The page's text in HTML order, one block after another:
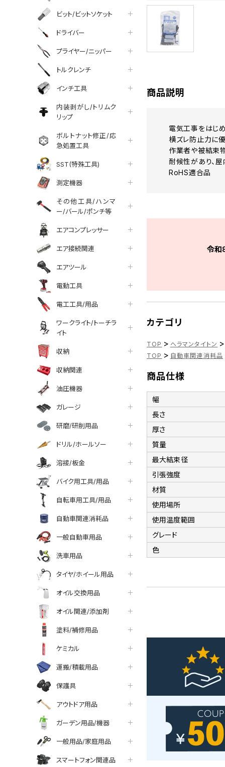
ビット/ビットソケット
ドライバー
プライヤー/ニッパー
トルクレンチ
インチ工具
内装剥がし/トリムク
リップ
ボルトナット修正/応
急処置工具
SST(特殊工具)
測定機器
その他工具/ハンマ
ー/バール/ポンチ等
エアコンプレッサー
エア接続関連
エアツール
電動工具
電工工具/用品
ワークライト/トーチラ
イト
収納
収納関連
油圧機器
ガレージ
研磨/研削用品
ドリル/ホールソー
溶接/板金
バイク用工具/用品
自転車用工具/用品
自動車関連消耗品
一般自動車用品
洗車用品
タイヤ/ホイール用品
オイル交換用品
オイル関連/添加剤
塗料/補修用品
ケミカル
運搬/積載用品
保護具
アウトドア用品
ガーデン用品/機器
一般用品/家庭用品
スマートフォン関連品
facebook
line
商品説明
電気工事をはじ
横ズレ防止力に
作業者や被結束
耐候性があり、
RoHS適合品
令和
カテゴリ
TOP > ヘラマンタイトン >
TOP > 自動車関連消耗品
商品仕様
幅
長さ
厚さ
質量
最大結束径
引張強度
材質
使用場所
使用温度範囲
グレード
色